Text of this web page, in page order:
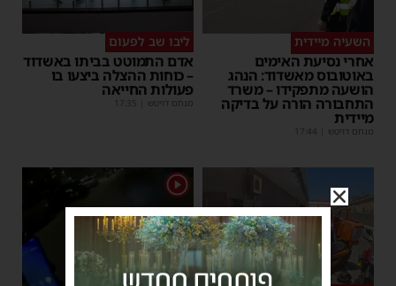
השעיה מיידית
אחרי נסיעת האימים
באוטובוס מאשדוד: הנהג
הושעה מתפקידו – משרד
התחבורה הורה על בדיקה
מיידית
מנחם דויטש 17:44
ליבו שב לפעום
אדם התמוטט בביתו באשדוד
– כוחות ההצלה ביצעו בו
פעולות החייאה
מנחם דויטש 17:35
1